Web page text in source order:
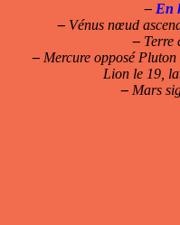
– En
– Vénus nœud
–Terre
– Mercure opposé
Lion le 19,
–Mars